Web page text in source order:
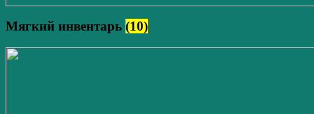
Мягкий инвентарь (10)